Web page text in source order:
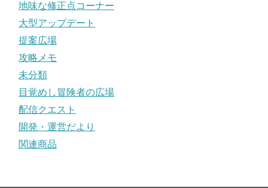
地味な修正点コーナー
大型アップデート
提案広場
攻略メモ
未分類
目覚めし冒険者の広場
配信クエスト
開発・運営だより
関連商品